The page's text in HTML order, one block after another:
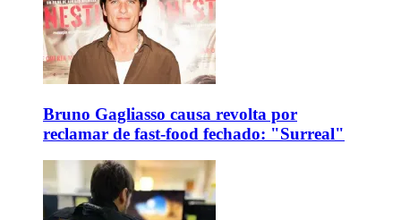
Bruno Gagliasso causa revolta por
reclamar de fast-food fechado: "Surreal"